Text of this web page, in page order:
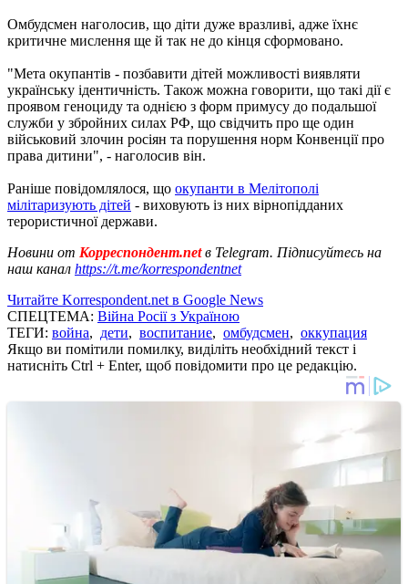
Омбудсмен наголосив, що діти дуже вразливі, адже їхнє
критичне мислення ще й так не до кінця сформовано.
"Мета окупантів - позбавити дітей можливості виявляти
українську ідентичність. Також можна говорити, що такі дії є
проявом геноциду та однією з форм примусу до подальшої
служби у збройних силах РФ, що свідчить про ще один
військовий злочин росіян та порушення норм Конвенції про
права дитини", - наголосив він.
Раніше повідомлялося, що окупанти в Мелітополі
мілітаризують дітей - виховують із них вірнопідданих
терористичної держави.
Новини от Корреспондент.netв Telegram. Підписуйтесь на
наш канал https://t.me/korrespondentnet
Читайте Korrespondent.net в Google News
СПЕЦТЕМА: Війна Росії з Україною
ТЕГИ: война, дети, воспитание, омбудсмен, оккупация
Якщо ви помітили помилку, виділіть необхідний текст і
натисніть Ctrl + Enter, щоб повідомити про це редакцію.